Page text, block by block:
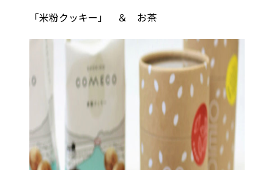
「米粉クッキー」 ＆ お茶